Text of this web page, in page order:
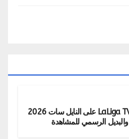
تردد قناة LaLiga TV على النايل سات 2026
الرسمي للمشاهدة